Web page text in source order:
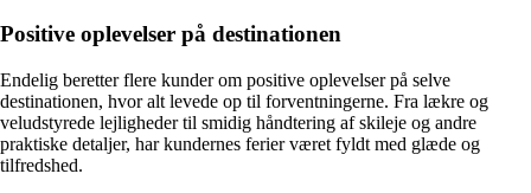
Positive oplevelser på destinationen
Endelig beretter flere kunder om positive oplevelser på selve
destinationen, hvor alt levede op til forventningerne. Fra lækre og
veludstyrede lejligheder til smidig håndtering af skileje og andre
praktiske detaljer, har kundernes ferier været fyldt med glæde og
tilfredshed.